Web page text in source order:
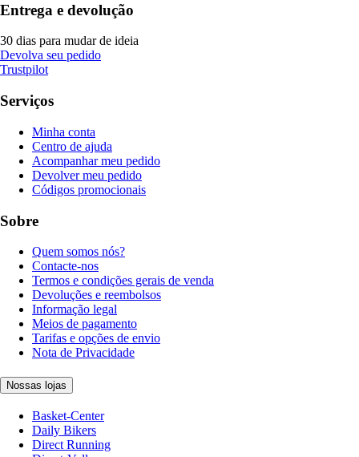
Entrega e devolução
30 dias para mudar de ideia
Devolva seu pedido
Trustpilot
Serviços
Minha conta
Centro de ajuda
Acompanhar meu pedido
Devolver meu pedido
Códigos promocionais
Sobre
Quem somos nós?
Contacte-nos
Termos e condições gerais de venda
Devoluções e reembolsos
Informação legal
Meios de pagamento
Tarifas e opções de envio
Nota de Privacidade
Nossas lojas
Basket-Center
Daily Bikers
Direct Running